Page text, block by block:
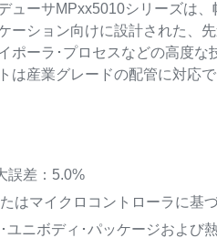
ューサMPxx5010シリーズは
ーション向けに設計された、
ポーラ･プロセスなどの高度
は産業グレードの配管に対応
差：5.0%
はマイクロコントローラに基
ユニボディ･パッケージおよび